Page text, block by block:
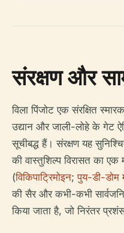
संरक्षण और
विला पिंजोट एक संरक्षित
उद्यान और जाली-लोहे के गेट
सूचीबद्ध हैं। संरक्षण यह
की वास्तुशिल्प विरासत का एक
(विकिपाट्रिमोइन;पुय-डी-डोम
की सैर और कभी-कभी
किया जाता है, जो निरंतर